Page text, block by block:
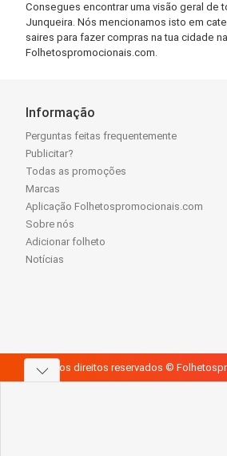
Consegues encontrar uma visão geral
Junqueira. Nós mencionamos isto em
saires para fazer compras na tua cidade
Folhetospromocionais.com.
Informação
Perguntas feitas frequentemente
Publicitar?
Todas as promoções
Marcas
Aplicação Folhetospromocionais.com
Sobre nós
Adicionar folheto
Notícias
Todos os direitos reservados ©